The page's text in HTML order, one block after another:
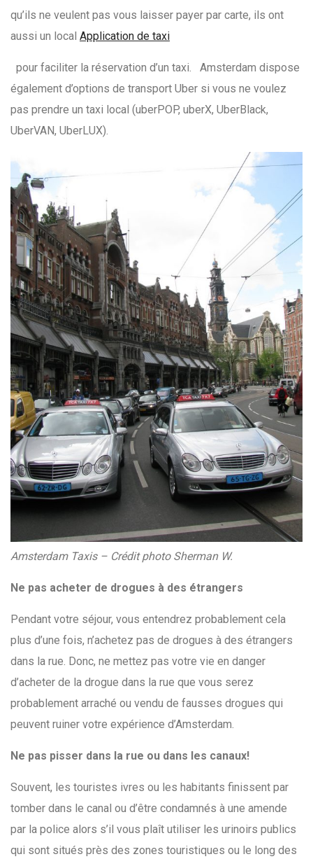
qu’ils ne veulent pas vous laisser payer par carte, ils ont
aussi un local Application de taxi
pour faciliter la réservation d’un taxi. Amsterdam dispose
également d’options de transport Uber si vous ne voulez
pas prendre un taxi local (uberPOP, uberX, UberBlack,
UberVAN, UberLUX).
Amsterdam Taxis – Crédit photo Sherman W.
Ne pas acheter de drogues à des étrangers
Pendant votre séjour, vous entendrez probablement cela
plus d’une fois, n’achetez pas de drogues à des étrangers
dans la rue. Donc, ne mettez pas votre vie en danger
d’acheter de la drogue dans la rue que vous serez
probablement arraché ou vendu de fausses drogues qui
peuvent ruiner votre expérience d’Amsterdam.
Ne pas pisser dans la rue ou dans les canaux!
Souvent, les touristes ivres ou les habitants finissent par
tomber dans le canal ou d’être condamnés à une amende
par la police alors s’il vous plaît utiliser les urinoirs publics
qui sont situés près des zones touristiques ou le long des